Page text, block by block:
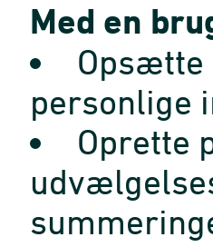
Med en
Opsætte
personlige
Oprette